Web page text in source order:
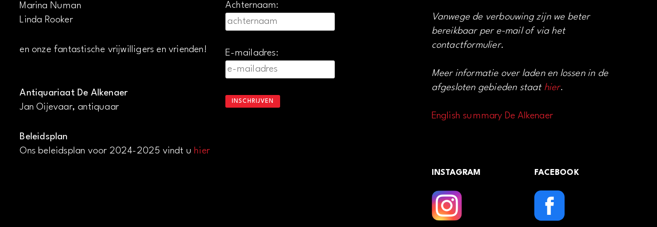
Marina Numan
Linda Rooker
en onze fantastische vrijwilligers en vrienden!
Antiquariaat De Alkenaer
Jan Oijevaar, antiquaar
Beleidsplan
Ons beleidsplan voor 2024-2025 vindt u hier
Achternaam:
E-mailadres:
Vanwege de verbouwing zijn we beter
bereikbaar per e-mail of via het
contactformulier.
Meer informatie over laden en lossen in de
afgesloten gebieden staat hier.
English summary De Alkenaer
INSTAGRAM FACEBOOK